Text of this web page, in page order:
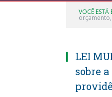
VOCÊ ESTÁ
LEI
sobre